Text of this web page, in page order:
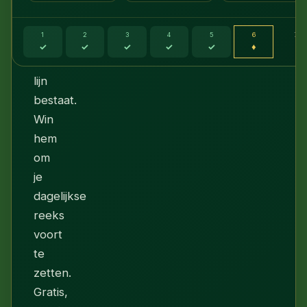
er
een
lijn
bestaat.
Win
hem
om
je
dagelijkse
reeks
voort
te
zetten.
Gratis,
1
✓
2
✓
3
✓
4
✓
5
✓
6
♦
7